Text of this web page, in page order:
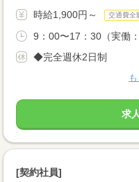
時給1,900円～ 交通費全
9：00〜17：30（実働
◆完全週休2日制
求
[契約社員]